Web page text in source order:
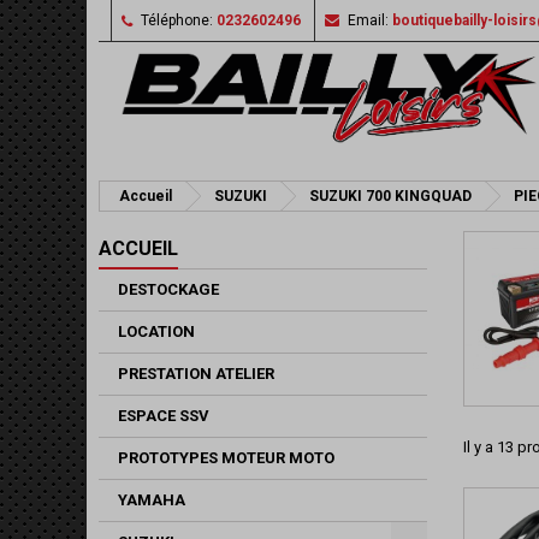
Téléphone: 0232602496 Email: boutiquebailly-
Accueil SUZUKI SUZUKI 700 KINGQUAD
ACCUEIL
DESTOCKAGE
LOCATION
PRESTATION ATELIER
ESPACE SSV
PROTOTYPES MOTEUR MOTO
YAMAHA
Il y a 13